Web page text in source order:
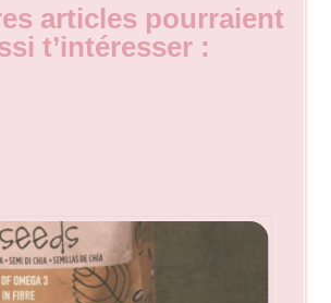
articles pourraient
t’intéresser :